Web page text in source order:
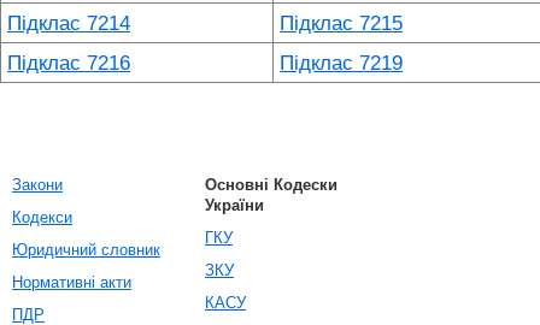
Підклас 7214
Підклас 7215
Підклас 7216
Підклас 7219
Закони
Кодекси
Юридичний словник
Нормативні акти
ПДР
Основні Кодески
України
ГКУ
ЗКУ
КАСУ